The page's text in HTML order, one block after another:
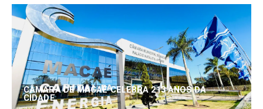
CÂMARA DE MACAÉ CELEBRA 213 ANOS DA
CIDADE